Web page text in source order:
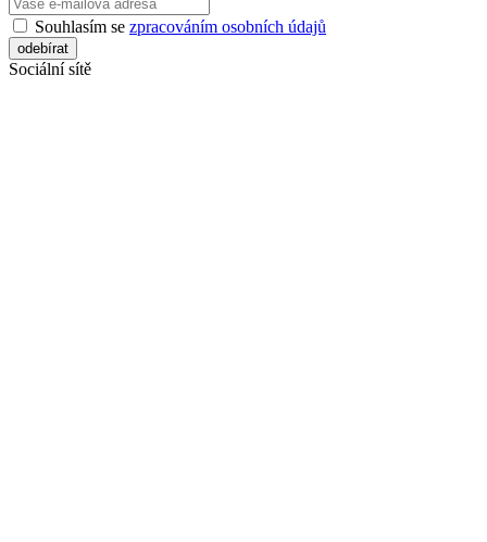
Souhlasím se zpracováním osobních údajů
Sociální sítě